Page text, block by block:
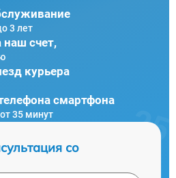
3 лет
наш счет,
курьера
смартфона
35 минут
со